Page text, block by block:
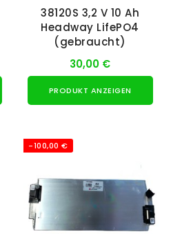
38120S 3,2 V 10 Ah
Headway LifePO4
(gebraucht)
30,00 €
PRODUKT ANZEIGEN
-100,00 €